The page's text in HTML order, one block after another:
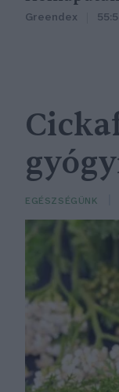
Greendex
EGÉSZSÉGÜNK